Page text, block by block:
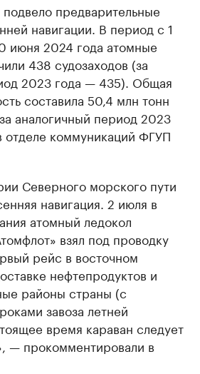
предварительные
навигации. В период с 1
июня 2024 года атомные
438 судозаходов (за
2023 года — 435). Общая
составила 50,4 млн тонн
аналогичный период 2023
отделе коммуникаций ФГУП
Северного морского пути
навигация. 2 июля в
атомный ледокол
взял под проводку
рейс в восточном
нефтепродуктов и
районы страны (с
завоза летней
время караван следует
— прокомментировали в